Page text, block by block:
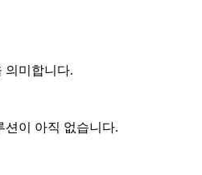
의미합니다.
션이 아직 없습니다.